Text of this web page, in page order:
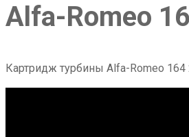
Alfa-Romeo
Картридж турбины Alfa-Romeo 164